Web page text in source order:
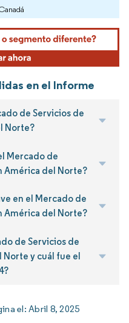
en el Informe
de Servicios de
Norte?
Mercado de
América del Norte?
en el Mercado de
América del Norte?
de Servicios de
y cuál fue el
el:Abril 8, 2025